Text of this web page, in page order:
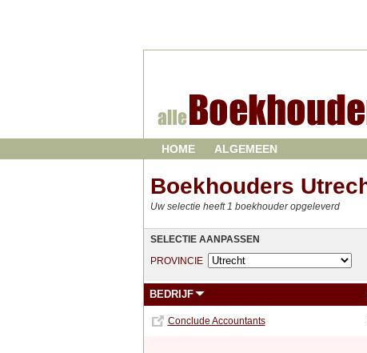
HOME ALGEMEEN
Boekhouders
Uw selectie heeft 1 boekhouder opgeleverd
SELECTIE AANPASSEN
PROVINCIE
BEDRIJF
Conclude Accountants